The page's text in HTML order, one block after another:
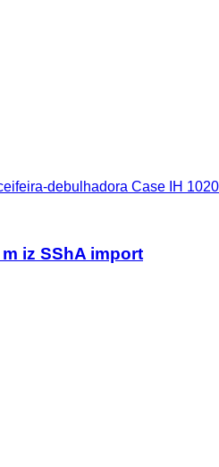
debulhadora Case IH 1020
iz SShA import